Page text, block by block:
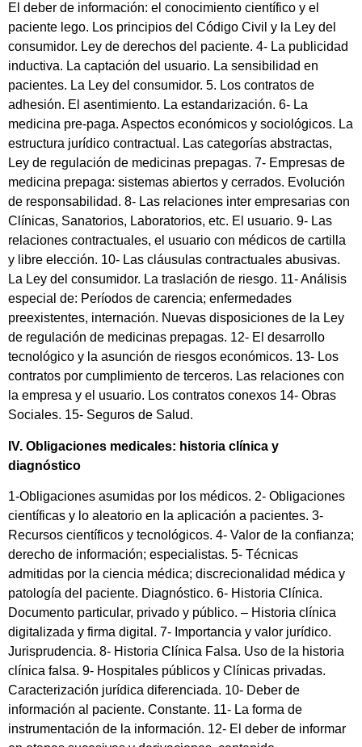
El deber de información: el conocimiento científico y el
paciente lego. Los principios del Código Civil y la Ley del
consumidor. Ley de derechos del paciente. 4- La publicidad
inductiva. La captación del usuario. La sensibilidad en
pacientes. La Ley del consumidor. 5. Los contratos de
adhesión. El asentimiento. La estandarización. 6- La
medicina pre-paga. Aspectos económicos y sociológicos. La
estructura jurídico contractual. Las categorías abstractas,
Ley de regulación de medicinas prepagas. 7- Empresas de
medicina prepaga: sistemas abiertos y cerrados. Evolución
de responsabilidad. 8- Las relaciones inter empresarias con
Clínicas, Sanatorios, Laboratorios, etc. El usuario. 9- Las
relaciones contractuales, el usuario con médicos de cartilla
y libre elección. 10- Las cláusulas contractuales abusivas.
La Ley del consumidor. La traslación de riesgo. 11- Análisis
especial de: Períodos de carencia; enfermedades
preexistentes, internación. Nuevas disposiciones de la Ley
de regulación de medicinas prepagas. 12- El desarrollo
tecnológico y la asunción de riesgos económicos. 13- Los
contratos por cumplimiento de terceros. Las relaciones con
la empresa y el usuario. Los contratos conexos 14- Obras
Sociales. 15- Seguros de Salud.
IV. Obligaciones medicales: historia clínica y
diagnóstico
1-Obligaciones asumidas por los médicos. 2- Obligaciones
científicas y lo aleatorio en la aplicación a pacientes. 3-
Recursos científicos y tecnológicos. 4- Valor de la confianza;
derecho de información; especialistas. 5- Técnicas
admitidas por la ciencia médica; discrecionalidad médica y
patología del paciente. Diagnóstico. 6- Historia Clínica.
Documento particular, privado y público. – Historia clínica
digitalizada y firma digital. 7- Importancia y valor jurídico.
Jurisprudencia. 8- Historia Clínica Falsa. Uso de la historia
clínica falsa. 9- Hospitales públicos y Clínicas privadas.
Caracterización jurídica diferenciada. 10- Deber de
información al paciente. Constante. 11- La forma de
instrumentación de la información. 12- El deber de informar